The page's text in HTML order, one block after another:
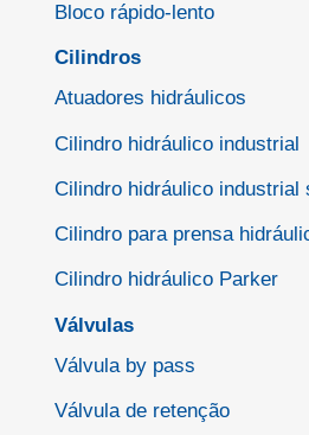
Bloco rápido-lento
Cilindros
Atuadores hidráulicos
Cilindro hidráulico industrial
Cilindro hidráulico industrial
Cilindro para prensa
Cilindro hidráulico Parker
Válvulas
Válvula by pass
Válvula de retenção